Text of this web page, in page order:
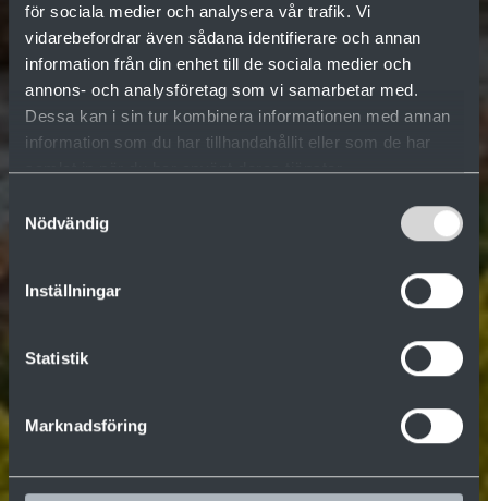
för sociala medier och analysera vår trafik. Vi
vidarebefordrar även sådana identifierare och annan
information från din enhet till de sociala medier och
annons- och analysföretag som vi samarbetar med.
Dessa kan i sin tur kombinera informationen med annan
information som du har tillhandahållit eller som de har
samlat in när du har använt deras tjänster.
Nödvändig
Inställningar
Statistik
Marknadsföring